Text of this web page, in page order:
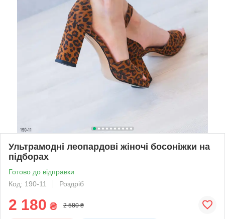
Ультрамодні леопардові жіночі босоніжки на
підборах
Готово до відправки
Код: 190-11
Роздріб
2 180 ₴ 2 580 ₴